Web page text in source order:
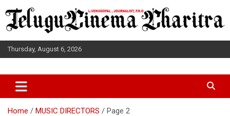
to
content
Thursday, August 6, 2026
TELUGUCINEMA CHARITRA
Home MUSIC DIRECTORS Page 2